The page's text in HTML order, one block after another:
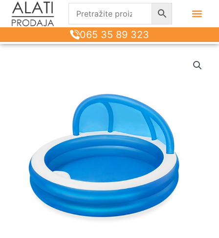
065 35 89 323